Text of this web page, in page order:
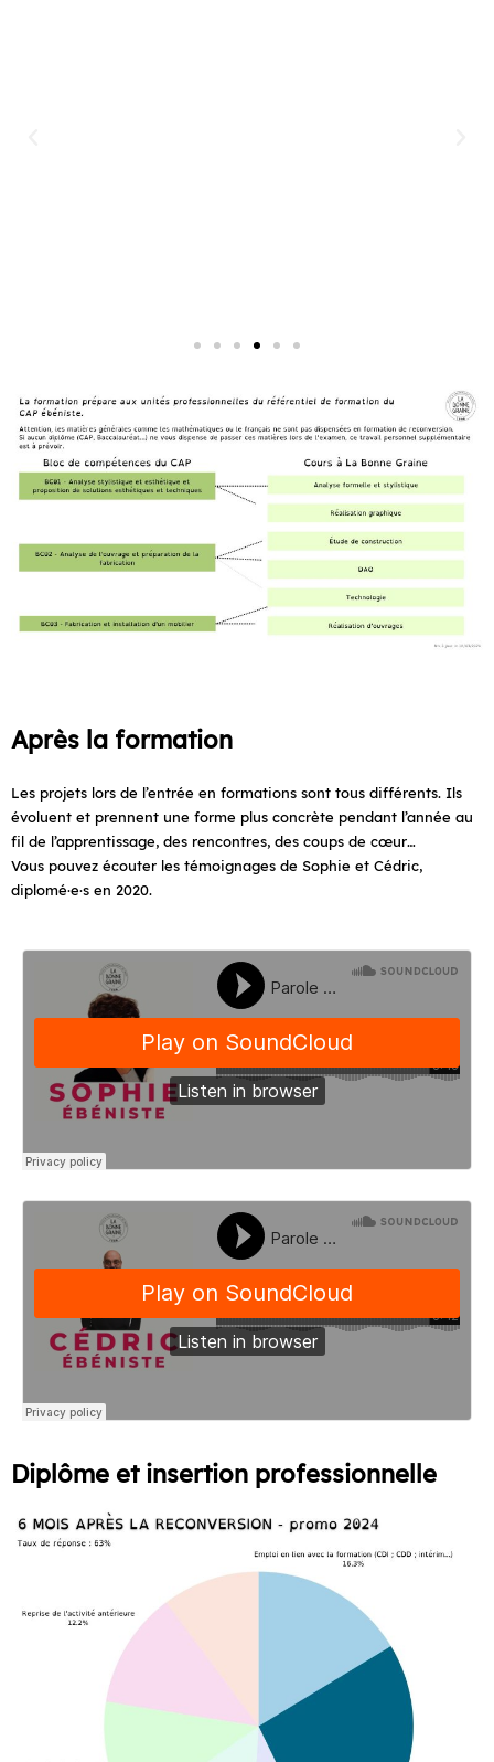
Après la formation
Les projets lors de l’entrée en formations sont tous différents. Ils
évoluent et prennent une forme plus concrète pendant l’année au
fil de l’apprentissage, des rencontres, des coups de cœur…
Vous pouvez écouter les témoignages de Sophie et Cédric,
diplomé·e·s en 2020.
Diplôme et insertion professionnelle